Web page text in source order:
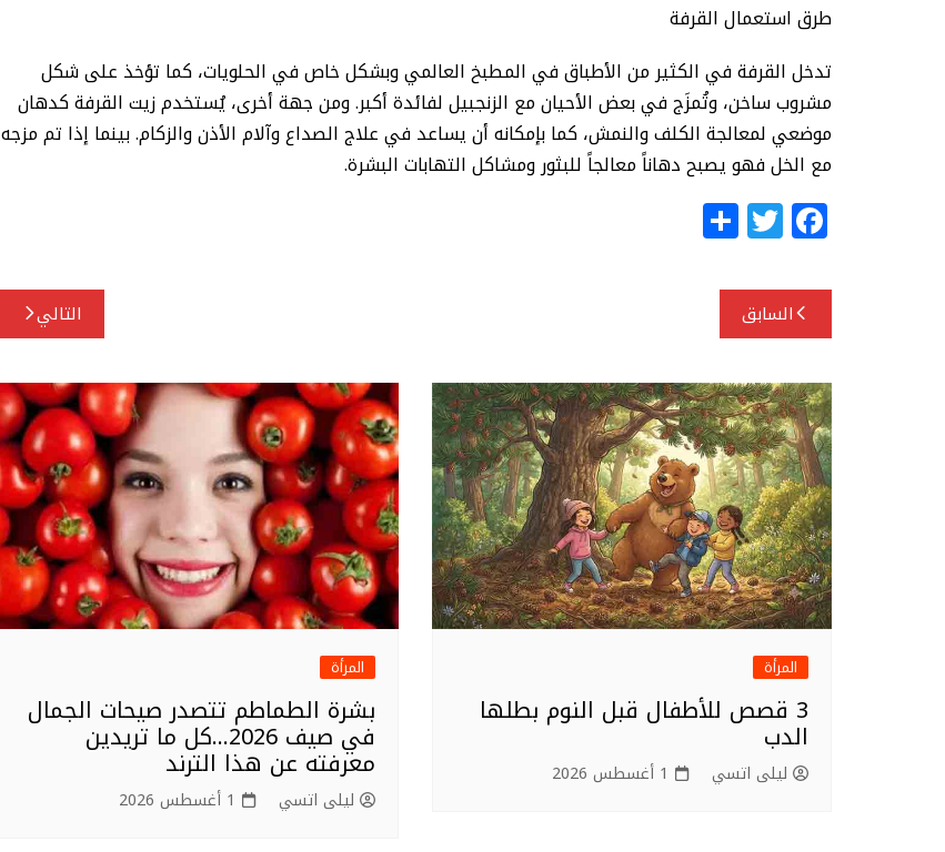
طرق استعمال القرفة
تدخل القرفة في الكثير من الأطباق في المطبخ العالمي وبشكل خاص في الحلويات، كما تؤخذ على شكل
مشروب ساخن، وتُمزَج في بعض الأحيان مع الزنجبيل لفائدة أكبر. ومن جهة أخرى، يُستخدم زيت القرفة كدهان
موضعي لمعالجة الكلف والنمش، كما بإمكانه أن يساعد في علاج الصداع وآلام الأذن والزكام. بينما إذا تم مزجه
مع الخل فهو يصبح دهاناً معالجاً للبثور ومشاكل التهابات البشرة.
F
a
c
e
o
o
k
T
w
itt
eتصفّح
المقالات
السابق التالي
المرأة
3 قصص للأطفال قبل النوم بطلها
الدب
ليلى اتسي 1 أغسطس 2026
المرأة
بشرة الطماطم تتصدر صيحات الجمال
في صيف 2026…كل ما تريدين
معرفته عن هذا الترند
ليلى اتسي 1 أغسطس 2026